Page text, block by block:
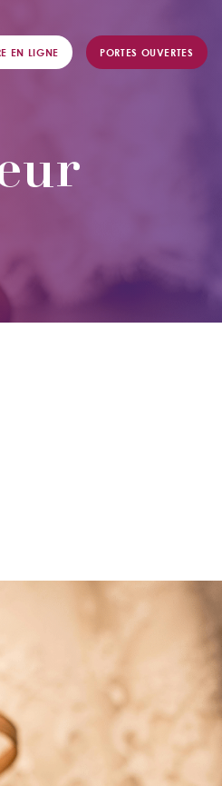
EN LIGNE PORTES OUVERTES